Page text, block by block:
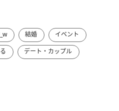
結婚
イベント
デート・カップル